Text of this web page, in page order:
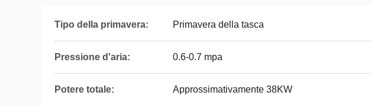
Tipo della primavera: Primavera della tasca
Pressione d'aria: 0.6-0.7 mpa
Potere totale: Approssimativamente 38KW